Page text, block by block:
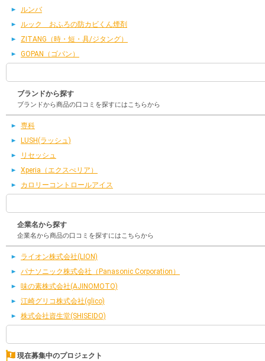
ルンバ
ルック おふろの防カビくん煙剤
ZITANG（時・短・具/ジタング）
GOPAN（ゴパン）
ブランドから探す
ブランドから商品の口コミを探すにはこちらから
専科
LUSH(ラッシュ)
リセッシュ
Xperia（エクスぺリア）
カロリーコントロールアイス
企業名から探す
企業名から商品の口コミを探すにはこちらから
ライオン株式会社(LION)
パナソニック株式会社（Panasonic Corporation）
味の素株式会社(AJINOMOTO)
江崎グリコ株式会社(glico)
株式会社資生堂(SHISEIDO)
現在募集中のプロジェクト